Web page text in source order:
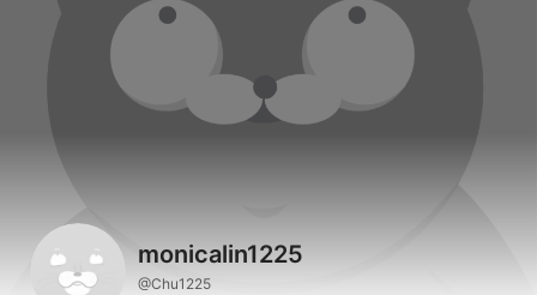
monicalin1225
@Chu1225